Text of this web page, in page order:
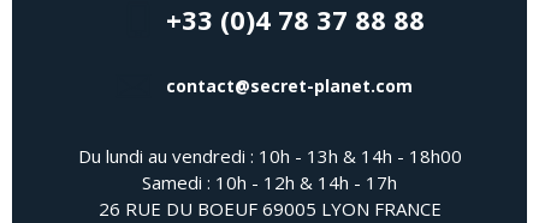
+33 (0)4 78 37 88 88
contact@secret-planet.com
Du lundi au vendredi : 10h - 13h & 14h - 18h00
Samedi : 10h - 12h & 14h - 17h
26 RUE DU BOEUF 69005 LYON FRANCE